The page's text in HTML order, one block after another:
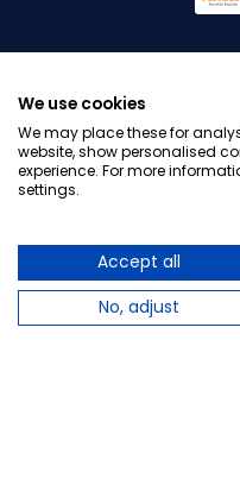
We use cookies
We may place these for
website, show personalised
experience. For more
settings.
Accept all
No, adjust